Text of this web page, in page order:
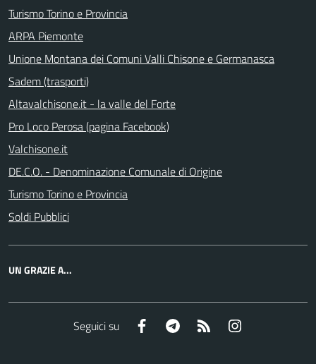
Turismo Torino e Provincia
ARPA Piemonte
Unione Montana dei Comuni Valli Chisone e Germanasca
Sadem (trasporti)
Altavalchisone.it - la valle del Forte
Pro Loco Perosa (pagina Facebook)
Valchisone.it
DE.C.O. - Denominazione Comunale di Origine
Turismo Torino e Provincia
Soldi Pubblici
UN GRAZIE A...
Seguici su Facebook Telegram RSS